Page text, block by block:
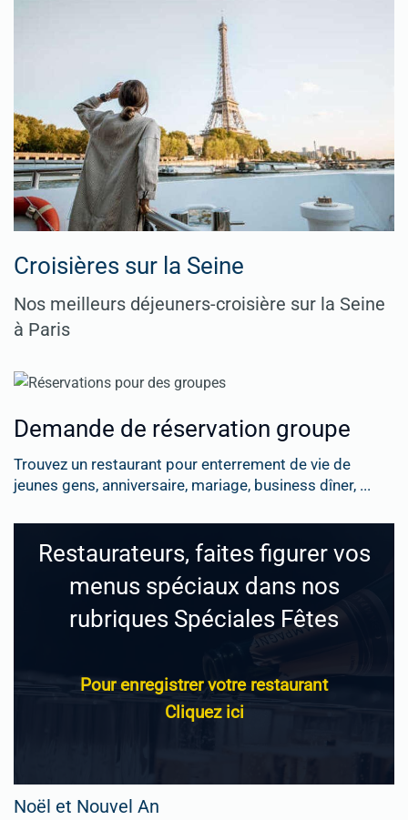
Croisières sur la Seine
Nos meilleurs déjeuners-croisière sur la Seine
à Paris
Demande de réservation groupe
Trouvez un restaurant pour enterrement de vie de
jeunes gens, anniversaire, mariage, business dîner, ...
Restaurateurs, faites figurer vos
menus spéciaux dans nos
rubriques Spéciales Fêtes
Pour enregistrer votre restaurant
Cliquez ici
Noël et Nouvel An